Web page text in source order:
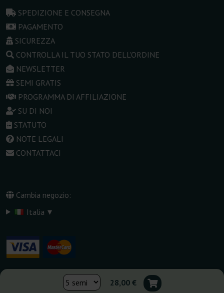
28,00 €
SPEDIZIONE E CONSEGNA
PAGAMENTO
SICUREZZA
CONTROLLA IL TUO STATO DELL'ORDINE
NEWSLETTER
SEMI GRATIS
PROGRAMMA DI AFFILIAZIONE
SU DI NOI
STATUTO
NOTE LEGALI
CONTATTACI
Cambia negozio:
Italia ▾